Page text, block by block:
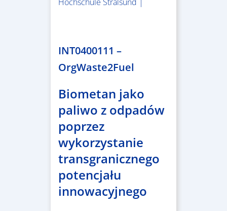
INT0400111 –
OrgWaste2Fuel
Biometan jako
paliwo z odpadów
poprzez
wykorzystanie
transgranicznego
potencjału
innowacyjnego